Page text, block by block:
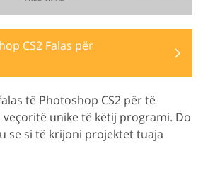
CS2 Falas për
të Photoshop CS2 për të
unike të këtij programi. Do
se si të krijoni projektet tuaja